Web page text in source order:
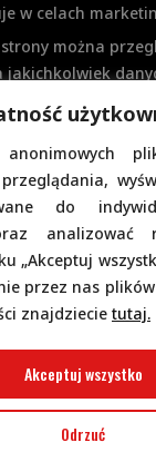
anonimowych
do
„Akceptuj
przez nas plików
znajdziecie tutaj.
Odrzuć
Akceptuj wszystko
w celach
można
jakichkolwiek
Aktualnie na
się formularzy
komentarzy, co
i
prywatności
@ Piotr Górecki